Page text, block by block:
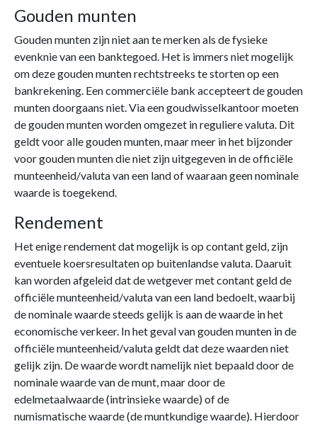
Gouden munten
Gouden munten zijn niet aan te merken als de fysieke
evenknie van een banktegoed. Het is immers niet mogelijk
om deze gouden munten rechtstreeks te storten op een
bankrekening. Een commerciële bank accepteert de gouden
munten doorgaans niet. Via een goudwisselkantoor moeten
de gouden munten worden omgezet in reguliere valuta. Dit
geldt voor alle gouden munten, maar meer in het bijzonder
voor gouden munten die niet zijn uitgegeven in de officiële
munteenheid/valuta van een land of waaraan geen nominale
waarde is toegekend.
Rendement
Het enige rendement dat mogelijk is op contant geld, zijn
eventuele koersresultaten op buitenlandse valuta. Daaruit
kan worden afgeleid dat de wetgever met contant geld de
officiële munteenheid/valuta van een land bedoelt, waarbij
de nominale waarde steeds gelijk is aan de waarde in het
economische verkeer. In het geval van gouden munten in de
officiële munteenheid/valuta geldt dat deze waarden niet
gelijk zijn. De waarde wordt namelijk niet bepaald door de
nominale waarde van de munt, maar door de
edelmetaalwaarde (intrinsieke waarde) of de
numismatische waarde (de muntkundige waarde). Hierdoor